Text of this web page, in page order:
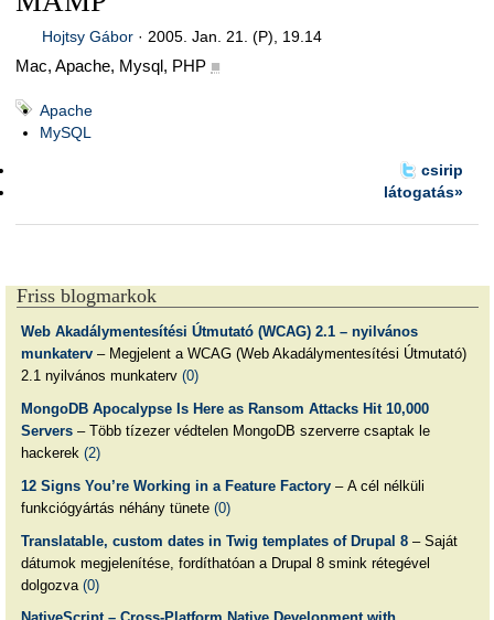
Hojtsy Gábor· 2005. Jan. 21. (P), 19.14
Mac, Apache, Mysql, PHP ■
Apache
MySQL
csirip
látogatás»
Friss blogmarkok
Web Akadálymentesítési Útmutató (WCAG) 2.1 – nyilvános
munkaterv– Megjelent a WCAG (Web Akadálymentesítési Útmutató)
2.1 nyilvános munkaterv (0)
MongoDB Apocalypse Is Here as Ransom Attacks Hit 10,000
Servers– Több tízezer védtelen MongoDB szerverre csaptak le
hackerek (2)
12 Signs You’re Working in a Feature Factory– A cél nélküli
funkciógyártás néhány tünete (0)
Translatable, custom dates in Twig templates of Drupal 8– Saját
dátumok megjelenítése, fordíthatóan a Drupal 8 smink rétegével
dolgozva (0)